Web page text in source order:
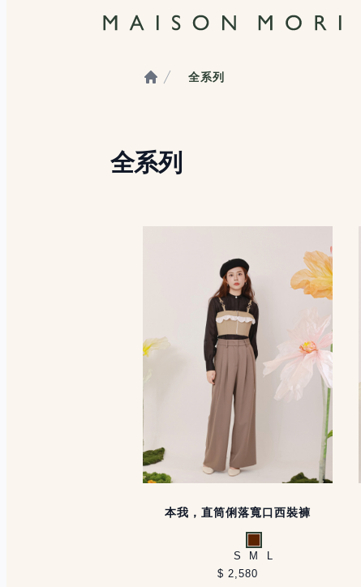
Home
全系列
全系列
本我，直筒俐落寬口西裝褲
咖啡
S M
L
$ 2,580